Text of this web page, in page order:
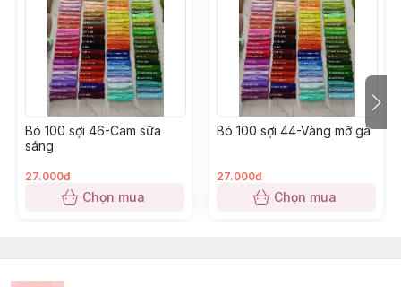
Bó 100 sợi 46-Cam sữa
sáng
27.000đ
Chọn mua
Bó 100 sợi 44-Vàng mỡ gà
27.000đ
Chọn mua